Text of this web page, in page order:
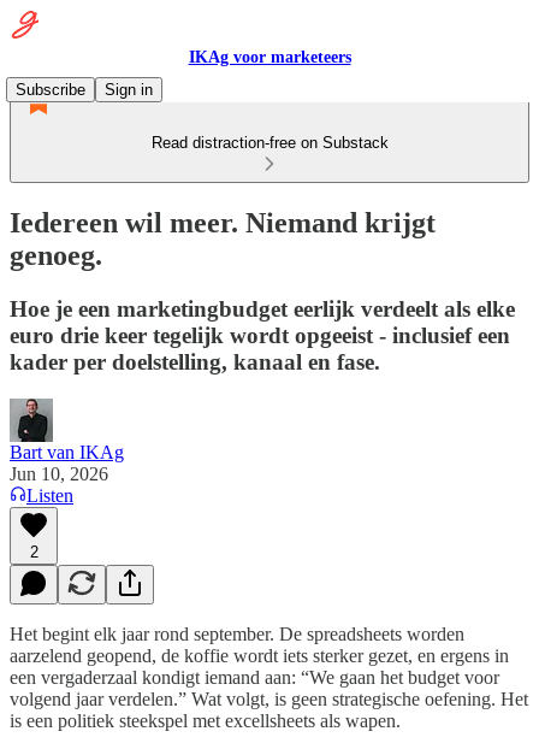
IKAg voor marketeers
Subscribe
Sign in
Read distraction-free on Substack
Iedereen wil meer. Niemand krijgt
genoeg.
Hoe je een marketingbudget eerlijk verdeelt als elke
euro drie keer tegelijk wordt opgeeist - inclusief een
kader per doelstelling, kanaal en fase.
Bart van IKAg
Jun 10, 2026
Listen
2
Het begint elk jaar rond september. De spreadsheets worden
aarzelend geopend, de koffie wordt iets sterker gezet, en ergens in
een vergaderzaal kondigt iemand aan: “We gaan het budget voor
volgend jaar verdelen.” Wat volgt, is geen strategische oefening. Het
is een politiek steekspel met excellsheets als wapen.